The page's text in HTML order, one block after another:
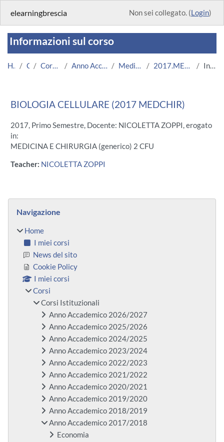
elearningbrescia Non sei collegato. (Login)
Informazioni sul corso
Home Corsi Corsi Istituzionali Anno Accademico 2017/2018 Medicina e Chirurgia 2017.MEDCHIR.U7643-11277 Introduzione
BIOLOGIA CELLULARE (2017 MEDCHIR)
2017, Primo Semestre, Docente: NICOLETTA ZOPPI, erogato
in:
MEDICINA E CHIRURGIA (generico) 2 CFU
Teacher: NICOLETTA ZOPPI
Blocchi
Navigazione
Home
I miei corsi
News del sito
Cookie Policy
I miei corsi
Corsi
Corsi Istituzionali
Anno Accademico 2026/2027
Anno Accademico 2025/2026
Anno Accademico 2024/2025
Anno Accademico 2023/2024
Anno Accademico 2022/2023
Anno Accademico 2021/2022
Anno Accademico 2020/2021
Anno Accademico 2019/2020
Anno Accademico 2018/2019
Anno Accademico 2017/2018
Economia